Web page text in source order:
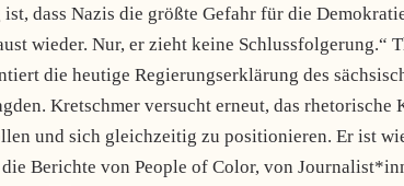
dass Nazis die größte Gefahr für die
wieder. Nur, er zieht keine Schlussfolgerung.“
die heutige Regierungserklärung des
Kretschmer versucht erneut, das
und sich gleichzeitig zu positionieren. Er ist
Berichte von People of Color, von